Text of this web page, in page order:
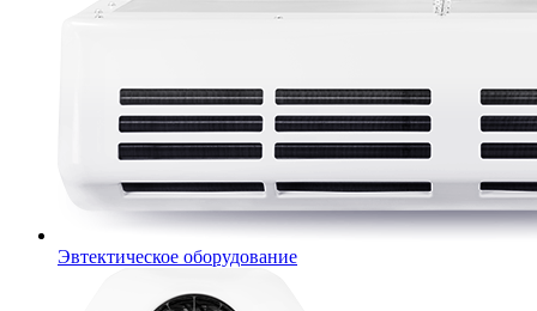
Эвтектическое оборудование